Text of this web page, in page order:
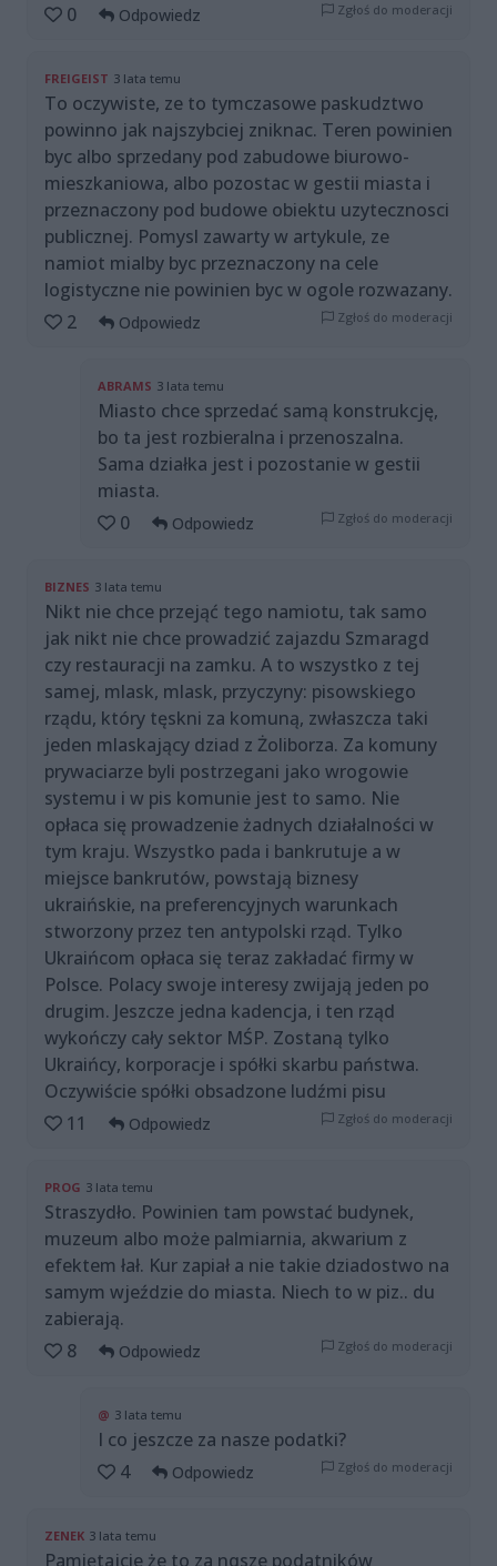
0
Odpowiedz Zgłoś do moderacji
FREIGEIST 3 lata temu
To oczywiste, ze to tymczasowe paskudztwo
powinno jak najszybciej zniknac. Teren powinien
byc albo sprzedany pod zabudowe biurowo-
mieszkaniowa, albo pozostac w gestii miasta i
przeznaczony pod budowe obiektu uzytecznosci
publicznej. Pomysl zawarty w artykule, ze
namiot mialby byc przeznaczony na cele
logistyczne nie powinien byc w ogole rozwazany.
2
Odpowiedz Zgłoś do moderacji
ABRAMS 3 lata temu
Miasto chce sprzedać samą konstrukcję,
bo ta jest rozbieralna i przenoszalna.
Sama działka jest i pozostanie w gestii
miasta.
0
Odpowiedz Zgłoś do moderacji
BIZNES 3 lata temu
Nikt nie chce przejąć tego namiotu, tak samo
jak nikt nie chce prowadzić zajazdu Szmaragd
czy restauracji na zamku. A to wszystko z tej
samej, mlask, mlask, przyczyny: pisowskiego
rządu, który tęskni za komuną, zwłaszcza taki
jeden mlaskający dziad z Żoliborza. Za komuny
prywaciarze byli postrzegani jako wrogowie
systemu i w pis komunie jest to samo. Nie
opłaca się prowadzenie żadnych działalności w
tym kraju. Wszystko pada i bankrutuje a w
miejsce bankrutów, powstają biznesy
ukraińskie, na preferencyjnych warunkach
stworzony przez ten antypolski rząd. Tylko
Ukraińcom opłaca się teraz zakładać firmy w
Polsce. Polacy swoje interesy zwijają jeden po
drugim. Jeszcze jedna kadencja, i ten rząd
wykończy cały sektor MŚP. Zostaną tylko
Ukraińcy, korporacje i spółki skarbu państwa.
Oczywiście spółki obsadzone ludźmi pisu
11
Odpowiedz Zgłoś do moderacji
PROG 3 lata temu
Straszydło. Powinien tam powstać budynek,
muzeum albo może palmiarnia, akwarium z
efektem łał. Kur zapiał a nie takie dziadostwo na
samym wjeździe do miasta. Niech to w piz.. du
zabierają.
8
Odpowiedz Zgłoś do moderacji
@ 3 lata temu
I co jeszcze za nasze podatki?
4
Odpowiedz Zgłoś do moderacji
ZENEK 3 lata temu
Pamiętajcie że to za nqsze podatników